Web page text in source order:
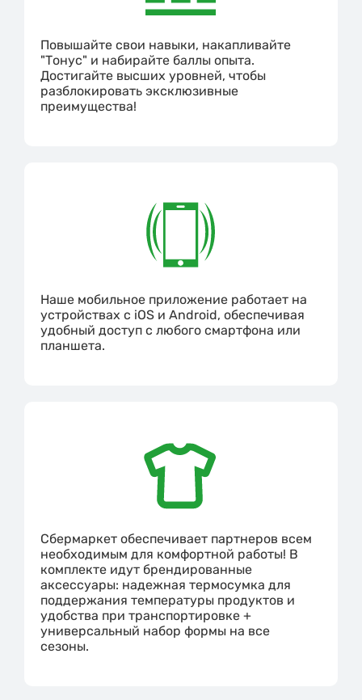
Повышайте свои навыки, накапливайте
"Тонус" и набирайте баллы опыта.
Достигайте высших уровней, чтобы
разблокировать эксклюзивные
преимущества!
Наше мобильное приложение работает на
устройствах с iOS и Android, обеспечивая
удобный доступ с любого смартфона или
планшета.
Сбермаркет обеспечивает партнеров всем
необходимым для комфортной работы! В
комплекте идут брендированные
аксессуары: надежная термосумка для
поддержания температуры продуктов и
удобства при транспортировке +
универсальный набор формы на все
сезоны.